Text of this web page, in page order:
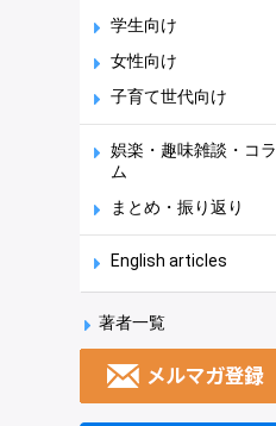
学生向け
女性向け
子育て世代向け
娯楽・趣味雑談・コラ
ム
まとめ・振り返り
English articles
著者一覧